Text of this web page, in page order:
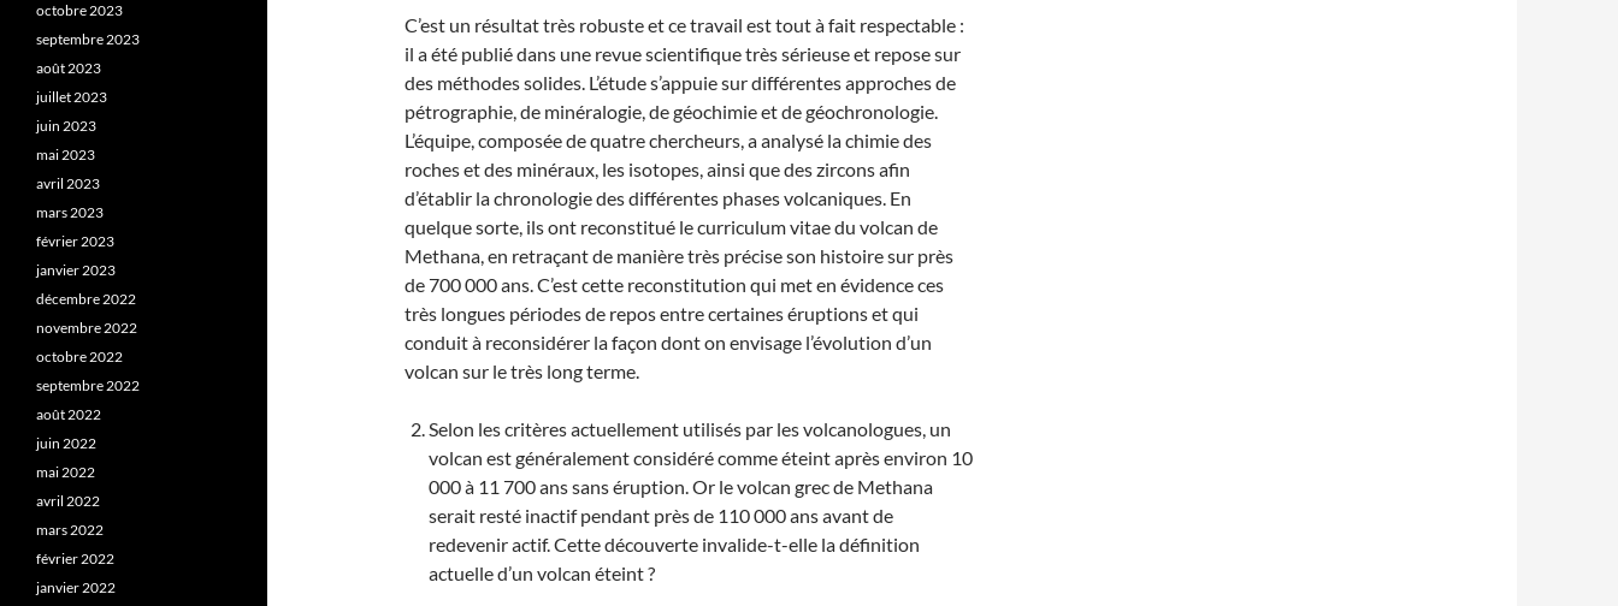
C’est un résultat très robuste et ce travail est tout à fait respectable :
il a été publié dans une revue scientifique très sérieuse et repose sur
des méthodes solides. L’étude s’appuie sur différentes approches de
pétrographie, de minéralogie, de géochimie et de géochronologie.
L’équipe, composée de quatre chercheurs, a analysé la chimie des
roches et des minéraux, les isotopes, ainsi que des zircons afin
d’établir la chronologie des différentes phases volcaniques. En
quelque sorte, ils ont reconstitué le curriculum vitae du volcan de
Methana, en retraçant de manière très précise son histoire sur près
de 700 000 ans. C’est cette reconstitution qui met en évidence ces
très longues périodes de repos entre certaines éruptions et qui
conduit à reconsidérer la façon dont on envisage l’évolution d’un
volcan sur le très long terme.
Selon les critères actuellement utilisés par les volcanologues, un
volcan est généralement considéré comme éteint après environ 10
000 à 11 700 ans sans éruption. Or le volcan grec de Methana
serait resté inactif pendant près de 110 000 ans avant de
redevenir actif. Cette découverte invalide-t-elle la définition
actuelle d’un volcan éteint ?
octobre 2023
septembre 2023
août 2023
juillet 2023
juin 2023
mai 2023
avril 2023
mars 2023
février 2023
janvier 2023
décembre 2022
novembre 2022
octobre 2022
septembre 2022
août 2022
juin 2022
mai 2022
avril 2022
mars 2022
février 2022
janvier 2022